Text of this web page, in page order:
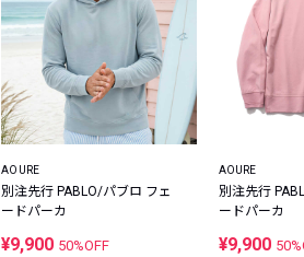
AOURE
別注先行 PABLO/パブロ フェ
ードパーカ
¥9,900 50%OFF
AOURE
別注先行
ードパーカ
¥9,900